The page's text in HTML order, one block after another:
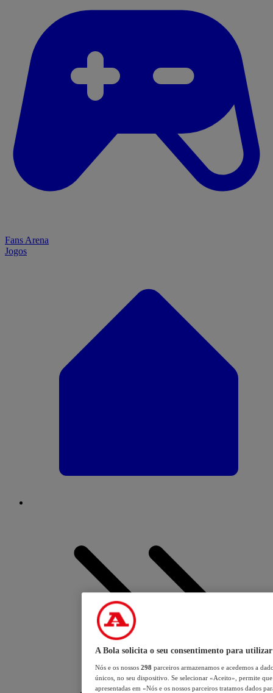
Fans Arena
Jogos
A Bola solicita o seu consentimento para utilizar
Nós e os nossos 298 parceiros armazenamos e acedemos a
únicos, no seu dispositivo. Se selecionar «Aceito», permite
apresentadas em «Nós e os nossos parceiros tratamos dados